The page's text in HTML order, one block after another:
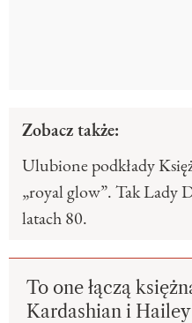
Zobacz także:
Ulubione podkłady
„royal glow”. Tak Lady
latach 80.
To one łączą
Kardashian i